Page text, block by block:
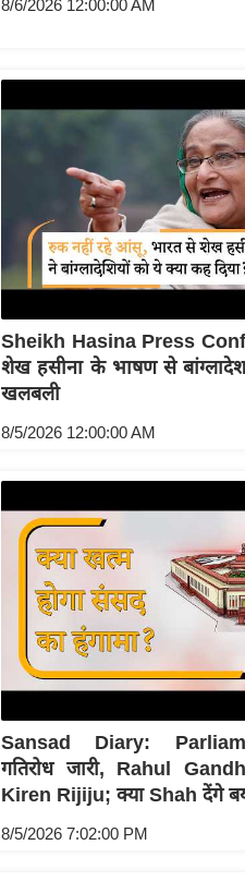
8/6/2026 12:00:00 AM
Sheikh Hasina Press
शेख हसीना के भाषण से
खलबली
8/5/2026 12:00:00 AM
Sansad Diary:
गतिरोध जारी, Rahul
Kiren Rijiju; क्या Shah देंगे
8/5/2026 7:02:00 PM